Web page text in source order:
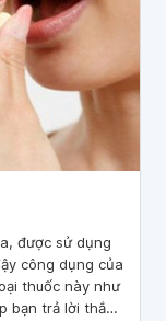
được sử dụng
công dụng của
thuốc này như
bạn trả lời thắc